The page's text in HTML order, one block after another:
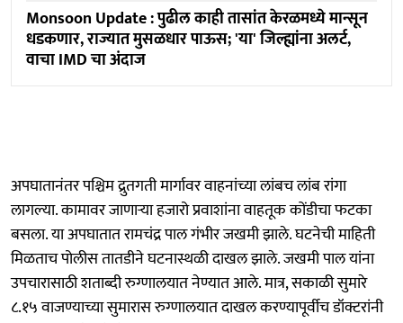
Monsoon Update : पुढील काही तासांत केरळमध्ये मान्सून
धडकणार, राज्यात मुसळधार पाऊस; 'या' जिल्ह्यांना अलर्ट,
वाचा IMD चा अंदाज
अपघातानंतर पश्चिम द्रुतगती मार्गावर वाहनांच्या लांबच लांब रांगा
लागल्या. कामावर जाणाऱ्या हजारो प्रवाशांना वाहतूक कोंडीचा फटका
बसला. या अपघातात रामचंद्र पाल गंभीर जखमी झाले. घटनेची माहिती
मिळताच पोलीस तातडीने घटनास्थळी दाखल झाले. जखमी पाल यांना
उपचारासाठी शताब्दी रुग्णालयात नेण्यात आले. मात्र, सकाळी सुमारे
८.१५ वाजण्याच्या सुमारास रुग्णालयात दाखल करण्यापूर्वीच डॉक्टरांनी